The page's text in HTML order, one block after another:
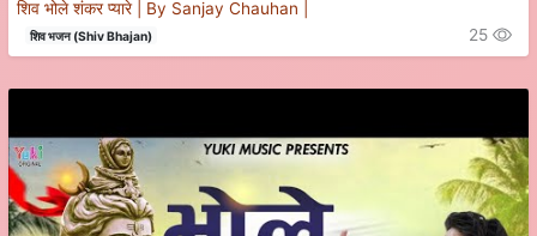
शिव भोले शंकर प्यारे | By Sanjay Chauhan |
शिव भजन (Shiv Bhajan) 25